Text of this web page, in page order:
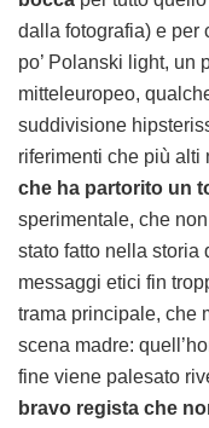
dalla fotografia) e per
po’ Polanski light, un
mitteleuropeo,
suddivisione
riferimenti che più alti
che ha partorito un
sperimentale, che
stato fatto nella storia
messaggi etici fin
trama principale, che
scena madre:
fine viene palesato
bravo regista che